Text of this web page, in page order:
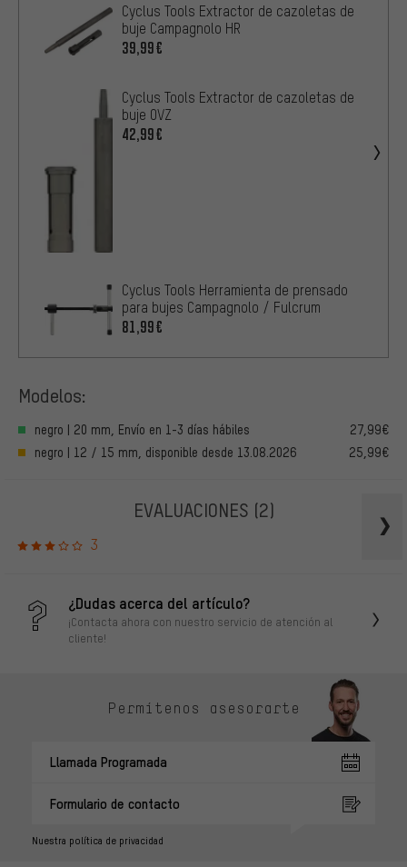
Cyclus Tools Extractor de cazoletas de
buje Campagnolo HR
39,99€
Cyclus Tools Extractor de cazoletas de
buje OVZ
42,99€
Cyclus Tools Herramienta de prensado
para bujes Campagnolo / Fulcrum
81,99€
Modelos:
negro | 20 mm, Envío en 1-3 días hábiles
27,99€
negro | 12 / 15 mm, disponible desde 13.08.2026
25,99€
EVALUACIONES (2)
3
¿Dudas acerca del artículo?
¡Contacta ahora con nuestro servicio de atención al
cliente!
Permítenos asesorarte
Llamada Programada
Formulario de contacto
Nuestra política de privacidad